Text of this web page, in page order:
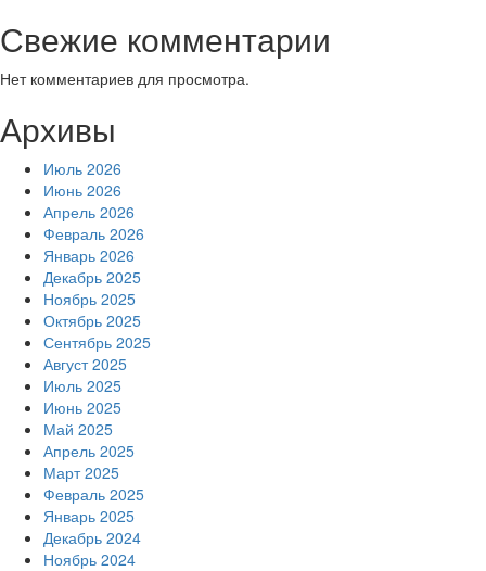
Свежие комментарии
Нет комментариев для просмотра.
Архивы
Июль 2026
Июнь 2026
Апрель 2026
Февраль 2026
Январь 2026
Декабрь 2025
Ноябрь 2025
Октябрь 2025
Сентябрь 2025
Август 2025
Июль 2025
Июнь 2025
Май 2025
Апрель 2025
Март 2025
Февраль 2025
Январь 2025
Декабрь 2024
Ноябрь 2024